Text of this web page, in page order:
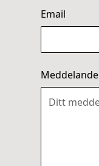
Email
Meddelande